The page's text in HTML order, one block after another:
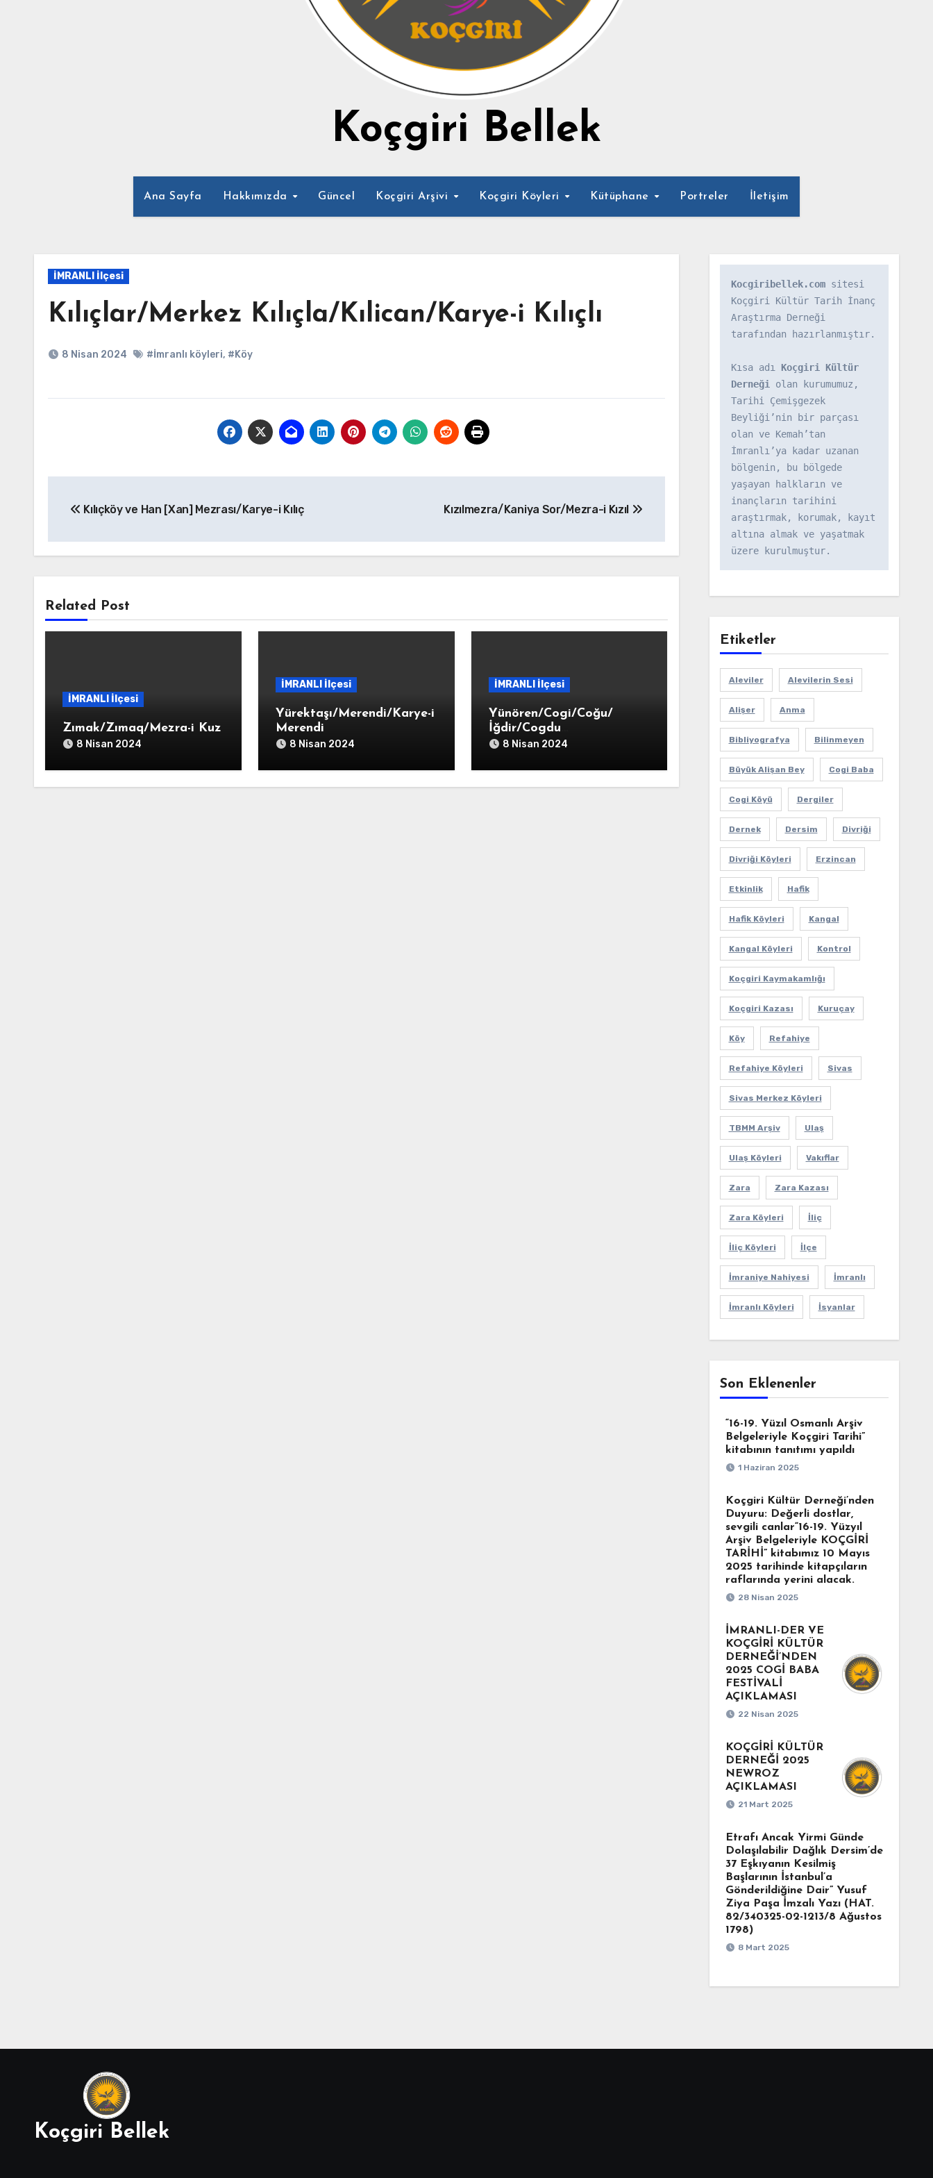
Koçgiri Bellek
Ana Sayfa Hakkımızda Güncel Koçgiri Arşivi Koçgiri Köyleri Kütüphane Portreler İletişim
İMRANLI İlçesi
Kılıçlar/Merkez Kılıçla/Kılican/Karye-i Kılıçlı
8 Nisan 2024 #İmranlı köyleri, #Köy
gezinmesi
Kılıçköy ve Han [Xan] Mezrası/Karye-i Kılıç Kızılmezra/Kaniya Sor/Mezra-i Kızıl
Related Post
İMRANLI İlçesi
Zımak/Zımaq/Mezra-i Kuz
8 Nisan 2024
İMRANLI İlçesi
Yürektaşı/Merendi/Karye-i
Merendi
8 Nisan 2024
İMRANLI İlçesi
Yünören/Cogi/Coğu/
İğdir/Cogdu
Tekkesi/Karye-i Coğdu
8 Nisan 2024
Kocgiribellek.com sitesi
Koçgiri Kültür Tarih İnanç
Araştırma Derneği
tarafından hazırlanmıştır.
Kısa adı Koçgiri Kültür
Derneği olan kurumumuz,
Tarihi Çemişgezek
Beyliği’nin bir parçası
olan ve Kemah’tan
İmranlı’ya kadar uzanan
bölgenin, bu bölgede
yaşayan halkların ve
inançların tarihini
araştırmak, korumak, kayıt
altına almak ve yaşatmak
üzere kurulmuştur.
Etiketler
Aleviler Alevilerin Sesi
Alişer Anma
Bibliyografya Bilinmeyen
Büyük Alişan Bey Cogi Baba
Cogi Köyü Dergiler
Dernek Dersim Divriği
Divriği Köyleri Erzincan
Etkinlik Hafik
Hafik Köyleri Kangal
Kangal Köyleri Kontrol
Koçgiri Kaymakamlığı
Koçgiri Kazası Kuruçay
Köy Refahiye
Refahiye Köyleri Sivas
Sivas Merkez Köyleri
TBMM Arşiv Ulaş
Ulaş Köyleri Vakıflar
Zara Zara Kazası
Zara Köyleri İliç
İliç Köyleri İlçe
İmraniye Nahiyesi İmranlı
İmranlı Köyleri İsyanlar
Son Eklenenler
“16-19. Yüzıl Osmanlı Arşiv
Belgeleriyle Koçgiri Tarihi”
kitabının tanıtımı yapıldı
1 Haziran 2025
Koçgiri Kültür Derneği’nden
Duyuru: Değerli dostlar,
sevgili canlar“16-19. Yüzyıl
Arşiv Belgeleriyle KOÇGİRİ
TARİHİ” kitabımız 10 Mayıs
2025 tarihinde kitapçıların
raflarında yerini alacak.
28 Nisan 2025
İMRANLI-DER VE
KOÇGİRİ KÜLTÜR
DERNEĞİ’NDEN
2025 COGİ BABA
FESTİVALİ
AÇIKLAMASI
22 Nisan 2025
KOÇGİRİ KÜLTÜR
DERNEĞİ 2025
NEWROZ
AÇIKLAMASI
21 Mart 2025
Etrafı Ancak Yirmi Günde
Dolaşılabilir Dağlık Dersim’de
37 Eşkıyanın Kesilmiş
Başlarının İstanbul’a
Gönderildiğine Dair” Yusuf
Ziya Paşa İmzalı Yazı (HAT.
82/340325-02-1213/8 Ağustos
1798)
8 Mart 2025
Koçgiri Bellek